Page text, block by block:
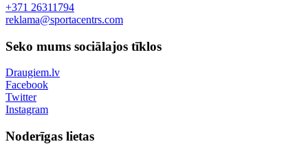
+371 26311794
reklama@sportacentrs.com
Seko mums sociālajos tīklos
Draugiem.lv
Facebook
Twitter
Instagram
Noderīgas lietas